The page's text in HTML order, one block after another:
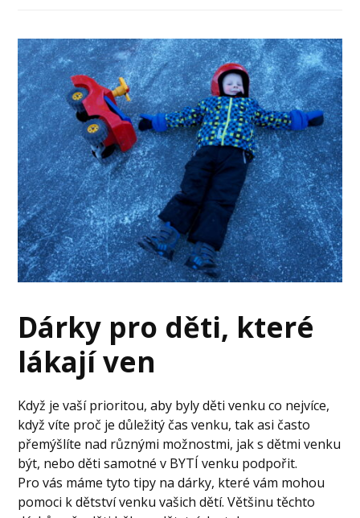
Dárky pro děti, které
lákají ven
Když je vaší prioritou, aby byly děti venku co nejvíce,
když víte proč je důležitý čas venku, tak asi často
přemýšlíte nad různými možnostmi, jak s dětmi venku
být, nebo děti samotné v BYTÍ venku podpořit.
Pro vás máme tyto tipy na dárky, které vám mohou
pomoci k dětství venku vašich dětí. Většinu těchto